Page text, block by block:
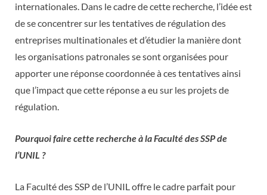
internationales. Dans le cadre de cette recherche, l’idée est
de se concentrer sur les tentatives de régulation des
entreprises multinationales et d’étudier la manière dont
les organisations patronales se sont organisées pour
apporter une réponse coordonnée à ces tentatives ainsi
que l’impact que cette réponse a eu sur les projets de
régulation.
Pourquoi faire cette recherche à la Faculté des SSP de
l’UNIL ?
La Faculté des SSP de l’UNIL offre le cadre parfait pour